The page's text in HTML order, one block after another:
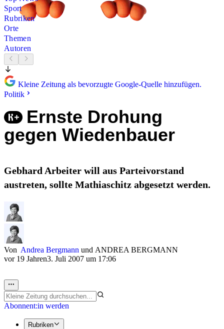
Sport
Rubriken
Orte
Themen
Autoren
Kleine Zeitung als bevorzugte Google-Quelle hinzufügen.
Politik
Ernste Drohung
gegen Wiedenbauer
Gebhard Arbeiter will aus Parteivorstand
austreten, sollte Mathiaschitz abgesetzt werden.
Von Andrea Bergmann und ANDREA BERGMANN
vor 19 Jahren3. Juli 2007 um 17:06
Abonnent:in werden
Rubriken